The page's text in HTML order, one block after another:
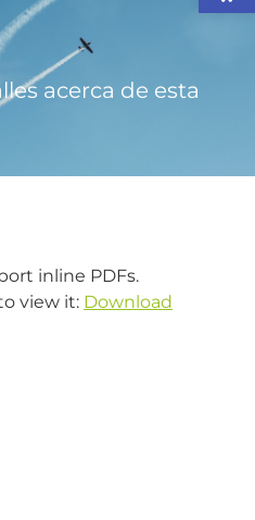
acerca de esta
inline PDFs.
view it: Download